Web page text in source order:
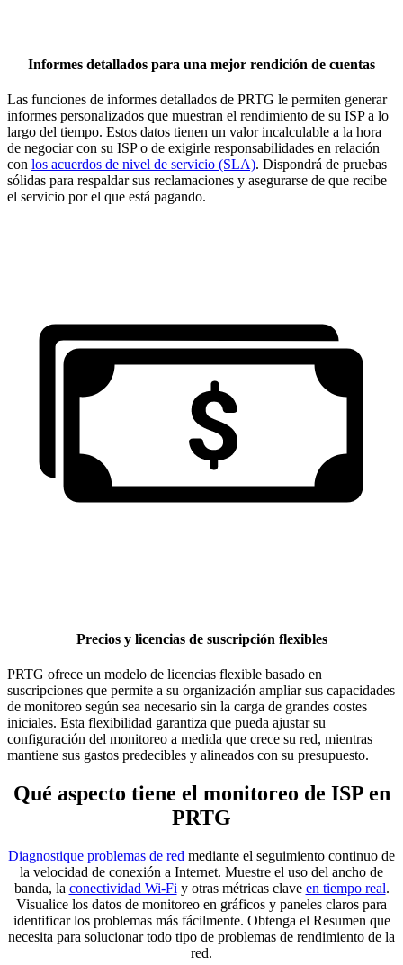
Informes detallados para una mejor rendición de cuentas
Las funciones de informes detallados de PRTG le permiten generar
informes personalizados que muestran el rendimiento de su ISP a lo
largo del tiempo. Estos datos tienen un valor incalculable a la hora
de negociar con su ISP o de exigirle responsabilidades en relación
con los acuerdos de nivel de servicio (SLA). Dispondrá de pruebas
sólidas para respaldar sus reclamaciones y asegurarse de que recibe
el servicio por el que está pagando.
Precios y licencias de suscripción flexibles
PRTG ofrece un modelo de licencias flexible basado en
suscripciones que permite a su organización ampliar sus capacidades
de monitoreo según sea necesario sin la carga de grandes costes
iniciales. Esta flexibilidad garantiza que pueda ajustar su
configuración del monitoreo a medida que crece su red, mientras
mantiene sus gastos predecibles y alineados con su presupuesto.
Qué aspecto tiene el monitoreo de ISP en
PRTG
Diagnostique problemas de red mediante el seguimiento continuo de
la velocidad de conexión a Internet. Muestre el uso del ancho de
banda, la conectividad Wi-Fi y otras métricas clave en tiempo real.
Visualice los datos de monitoreo en gráficos y paneles claros para
identificar los problemas más fácilmente. Obtenga el Resumen que
necesita para solucionar todo tipo de problemas de rendimiento de la
red.